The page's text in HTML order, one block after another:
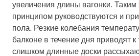
увеличения длины вагонки. Таким
принципом руководствуются и
пола. Резкие колебания
балконе в течение дня приводят к
слишком длинные доски